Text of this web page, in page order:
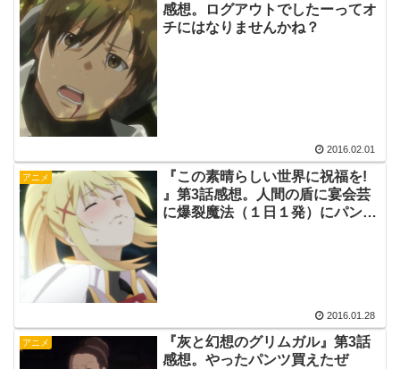
感想。ログアウトでしたーってオ
チにはなりませんかね？
2016.02.01
アニメ
『この素晴らしい世界に祝福を!
』第3話感想。人間の盾に宴会芸
に爆裂魔法（１日１発）にパンツ
2016.01.28
アニメ
『灰と幻想のグリムガル』第3話
感想。やったパンツ買えたぜ